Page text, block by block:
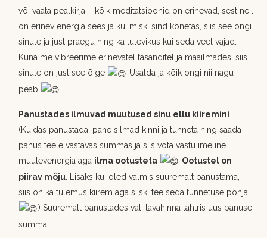
või vaata pealkirja – kõik meditatsioonid on erinevad, sest neil
on erinev energia sees ja kui miski sind kõnetas, siis see ongi
sinule ja just praegu ning ka tulevikus kui seda veel vajad.
Kuna me vibreerime erinevatel tasanditel ja maailmades, siis
sinule on just see õige
Usalda ja kõik ongi nii nagu
peab
Panustades ilmuvad muutused sinu ellu kiiremini
(Kuidas panustada, pane silmad kinni ja tunneta ning saada
panus teele vastavas summas ja siis võta vastu imeline
muutevenergia aga ilma ootusteta
Ootustel on
piirav mõju. Lisaks kui oled valmis suuremalt panustama,
siis on ka tulemus kiirem aga siiski tee seda tunnetuse põhjal
) Suuremalt panustades vali tavahinna lahtris uus panuse
summa.